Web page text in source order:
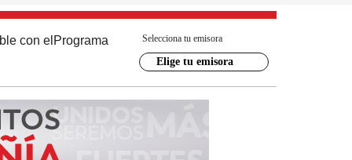
con el Programa Selecciona tu emisora
Elige tu emisora